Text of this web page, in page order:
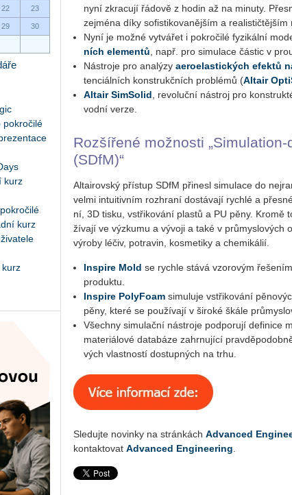
22 23
29 30
pokročilé
kurz
kurz
kurz
nyní zkra­cu­jí řá­do­vě z hodin až na mi­nu­ty.
zejmé­na díky so­fis­ti­ko­va­něj­ším a
Nyní je možné vy­tvá­řet i po­kro­či­lé fy­zi­kál­ní
ních ele­men­tů , např. pro si­mu­la­ce čás­tic v
Ná­stro­je pro ana­lý­zy ae­ro­elas­tic­kých efek­tů
ten­ci­ál­ních kon­strukč­ních pro­blé­mů (Al­tair
Al­tair Sim­So­lid , re­vo­luč­ní ná­stroj pro
vod­ní verze.
Roz­ší­ře­né mož­nos­ti
(SDfM)“
Al­tai­rov­ský pří­stup SDfM při­ne­sl si­mu­la­ce do
velmi in­tu­i­tiv­ním roz­hra­ní do­stá­va­jí rych­lé a
ní, 3D tisku, vstři­ko­vá­ní plas­tů a PU pěny.
ží­va­jí ve vý­zku­mu a vý­vo­ji a také v prů­mys­lo­vých
vý­ro­by léčiv, po­tra­vin, kos­me­ti­ky a che­mi­ká­lií.
In­spi­re Mold se rych­le stává vzo­ro­vým
pro­duk­tu.
In­spi­re Po­ly­Fo­am si­mu­lu­je vstři­ko­vá­ní
pěny, které se po­u­ží­va­jí v ši­ro­ké škále
Všech­ny si­mu­lač­ní ná­stro­je pod­po­ru­jí de­fi­ni­ce
ma­te­ri­á­lo­vé da­ta­bá­ze za­hr­nu­jí­cí
vých vlast­nos­tí do­stup­ných na trhu.
Sle­duj­te no­vin­ky na strán­kách Advan­ced
kon­tak­to­vat Advanced Engineering